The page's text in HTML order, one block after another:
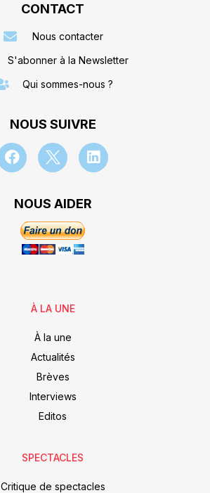
CONTACT
Nous contacter
S'abonner à la Newsletter
Qui sommes-nous ?
NOUS SUIVRE
NOUS AIDER
À LA UNE
À la une
Actualités
Brèves
Interviews
Editos
SPECTACLES
Critique de spectacles